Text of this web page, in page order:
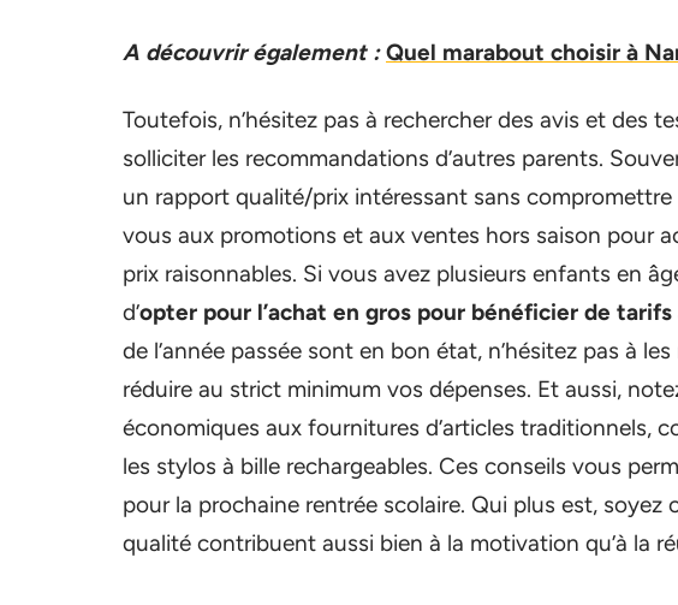
A découvrir également : Quel marabout choisir à
Toutefois, n’hésitez pas à rechercher des avis et des
solliciter les recommandations d’autres parents.
un rapport qualité/prix intéressant sans compromettre
vous aux promotions et aux ventes hors saison pour
prix raisonnables. Si vous avez plusieurs enfants en
d’opter pour l’achat en gros pour bénéficier de
de l’année passée sont en bon état, n’hésitez pas à
réduire au strict minimum vos dépenses. Et aussi,
économiques aux fournitures d’articles traditionnels,
les stylos à bille rechargeables. Ces conseils vous
pour la prochaine rentrée scolaire. Qui plus est,
qualité contribuent aussi bien à la motivation qu’à la